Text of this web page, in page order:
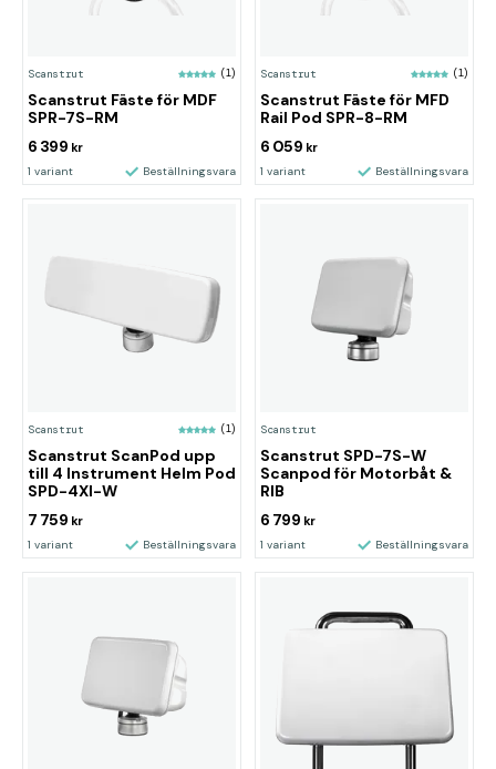
Scanstrut (1)
Scanstrut Fäste för MDF
SPR-7S-RM
6 399 kr
1 variant Beställningsvara
Scanstrut (1)
Scanstrut Fäste för MFD
Rail Pod SPR-8-RM
6 059 kr
1 variant Beställningsvara
Scanstrut (1)
Scanstrut ScanPod upp
till 4 Instrument Helm Pod
SPD-4XI-W
7 759 kr
1 variant Beställningsvara
Scanstrut
Scanstrut SPD-7S-W
Scanpod för Motorbåt &
RIB
6 799 kr
1 variant Beställningsvara